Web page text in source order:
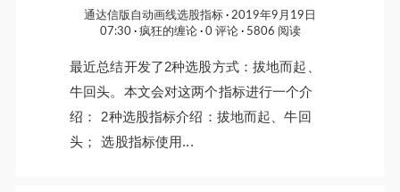
通达信版自动画线选股指标
2019年9月19日
07:30
疯狂的缠论 0 评论 5806 阅读
最近总结开发了2种选股方式：拔地而起、
牛回头。本文会对这两个指标进行一个介
绍： 2种选股指标介绍：拔地而起、牛回
头； 选股指标使用...